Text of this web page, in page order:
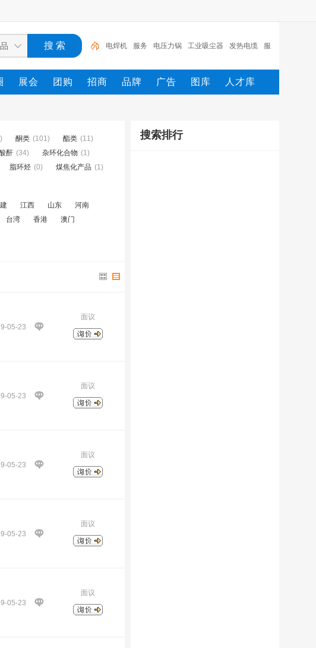
电焊机 服务 电压力锅 工业吸尘器 发热电缆 服
装 服装打包机 服务/ 工具 家用电器
展会 团购 招商 品牌 广告 图库 人才库
酮类 (101) 酯类 (11)
酐 (34) 杂环化合物 (1)
脂环烃 (0) 煤焦化产品 (1)
江西 山东
河南
台湾 香港 澳门
05-23
面议
05-23
面议
05-23
面议
05-23
面议
05-23
面议
搜索排行